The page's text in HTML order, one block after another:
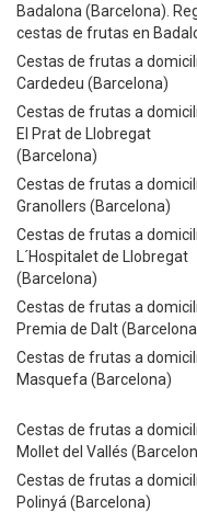
Badalona (Barcelona).
cestas de frutas en
Cestas de frutas a
Cardedeu (Barcelona)
Cestas de frutas a
El Prat de Llobregat
(Barcelona)
Cestas de frutas a
Granollers (Barcelona)
Cestas de frutas a
L´Hospitalet de Llobregat
(Barcelona)
Cestas de frutas a
Premia de Dalt
Cestas de frutas a
Masquefa (Barcelona)
Cestas de frutas a
Mollet del Vallés
Cestas de frutas a
Polinyá (Barcelona)